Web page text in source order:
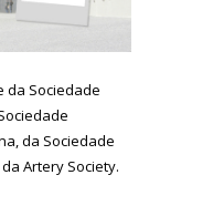
da Sociedade
da Sociedade
Artery Society.